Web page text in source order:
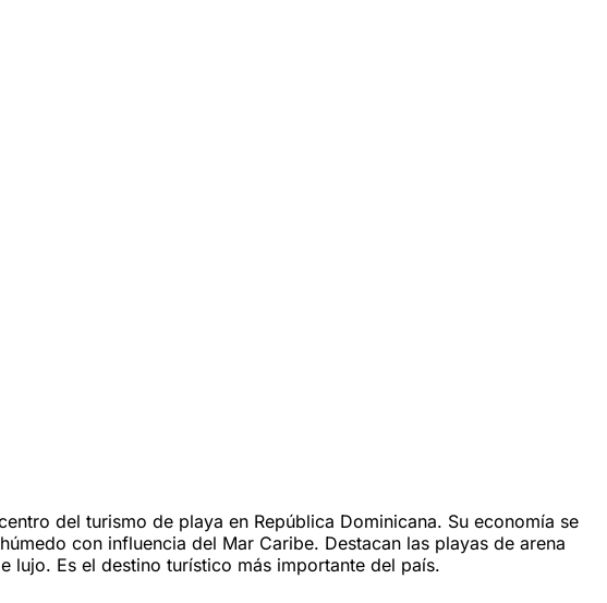
del turismo de playa en República Dominicana. Su economía se
con influencia del Mar Caribe. Destacan las playas de arena
lujo. Es el destino turístico más importante del país.